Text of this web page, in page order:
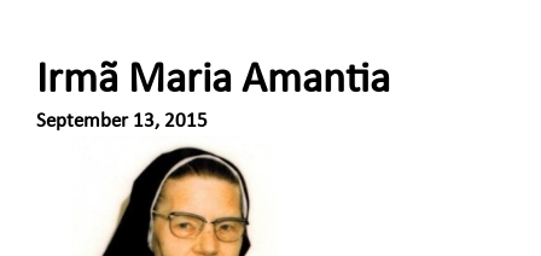
Irmã Maria Amantia
September 13, 2015